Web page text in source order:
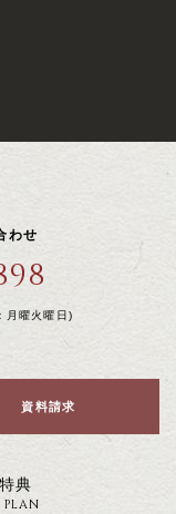
わせ
曜火曜日)
資料請求
典
PLAN